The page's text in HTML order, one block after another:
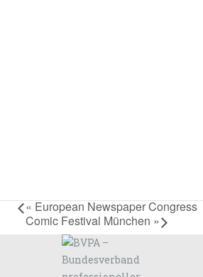
«European Newspaper Congress
Comic Festival München »